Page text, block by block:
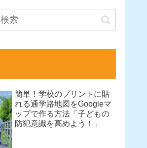
簡単！学校のプリントに貼
れる通学路地図をGoogleマ
ップで作る方法「子どもの
防犯意識を高めよう！」